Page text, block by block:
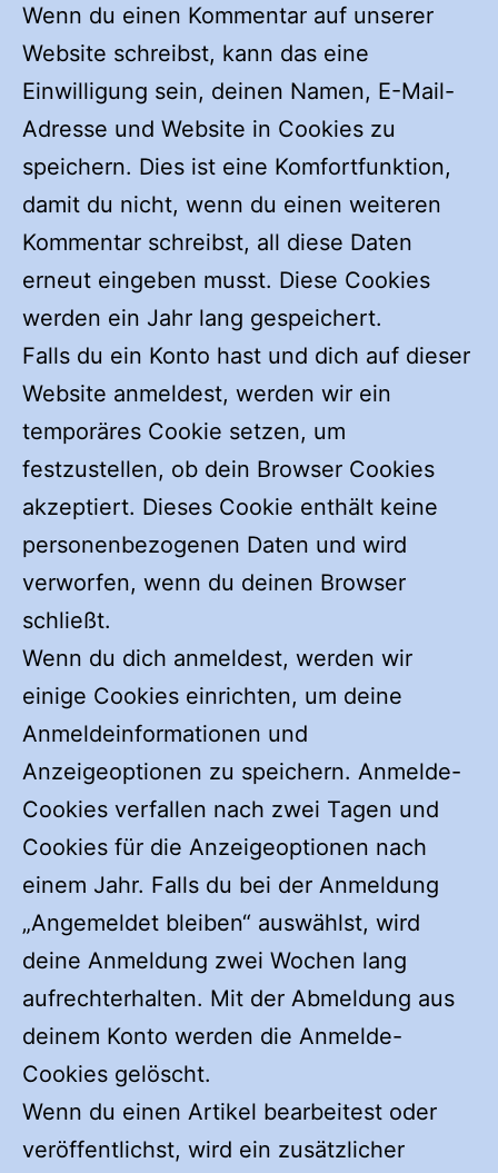
Wenn du einen Kommentar auf unserer
Website schreibst, kann das eine
Einwilligung sein, deinen Namen, E-Mail-
Adresse und Website in Cookies zu
speichern. Dies ist eine Komfortfunktion,
damit du nicht, wenn du einen weiteren
Kommentar schreibst, all diese Daten
erneut eingeben musst. Diese Cookies
werden ein Jahr lang gespeichert.
Falls du ein Konto hast und dich auf dieser
Website anmeldest, werden wir ein
temporäres Cookie setzen, um
festzustellen, ob dein Browser Cookies
akzeptiert. Dieses Cookie enthält keine
personenbezogenen Daten und wird
verworfen, wenn du deinen Browser
schließt.
Wenn du dich anmeldest, werden wir
einige Cookies einrichten, um deine
Anmeldeinformationen und
Anzeigeoptionen zu speichern. Anmelde-
Cookies verfallen nach zwei Tagen und
Cookies für die Anzeigeoptionen nach
einem Jahr. Falls du bei der Anmeldung
„Angemeldet bleiben“ auswählst, wird
deine Anmeldung zwei Wochen lang
aufrechterhalten. Mit der Abmeldung aus
deinem Konto werden die Anmelde-
Cookies gelöscht.
Wenn du einen Artikel bearbeitest oder
veröffentlichst, wird ein zusätzlicher